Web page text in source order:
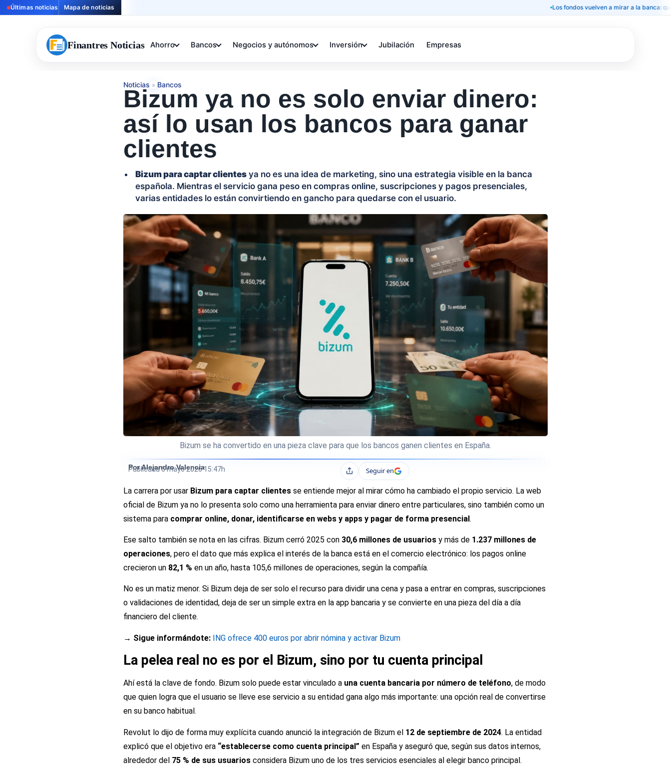
Últimas noticias Mapa de noticias Los fondos vuelven a mirar a la banca: qué
Finantres Noticias Ahorro Bancos Negocios y autónomos Inversión Jubilación Empresas
Noticias » Bancos
Bizum ya no es solo enviar dinero:
así lo usan los bancos para ganar
clientes
Bizum para captar clientes ya no es una idea de marketing, sino una estrategia visible en la banca
española. Mientras el servicio gana peso en compras online, suscripciones y pagos presenciales,
varias entidades lo están convirtiendo en gancho para quedarse con el usuario.
Bizum se ha convertido en una pieza clave para que los bancos ganen clientes en España.
Por Alejandro Valencia
Publicada6 mayo 2026 15:47h CompartirSeguir en
La carrera por usar Bizum para captar clientes se entiende mejor al mirar cómo ha cambiado el propio servicio. La web
oficial de Bizum ya no lo presenta solo como una herramienta para enviar dinero entre particulares, sino también como un
sistema para comprar online, donar, identificarse en webs y apps y pagar de forma presencial.
Ese salto también se nota en las cifras. Bizum cerró 2025 con 30,6 millones de usuarios y más de 1.237 millones de
operaciones, pero el dato que más explica el interés de la banca está en el comercio electrónico: los pagos online
crecieron un 82,1 % en un año, hasta 105,6 millones de operaciones, según la compañía.
No es un matiz menor. Si Bizum deja de ser solo el recurso para dividir una cena y pasa a entrar en compras, suscripciones
o validaciones de identidad, deja de ser un simple extra en la app bancaria y se convierte en una pieza del día a día
financiero del cliente.
→ Sigue informándote: ING ofrece 400 euros por abrir nómina y activar Bizum
La pelea real no es por el Bizum, sino por tu cuenta principal
Ahí está la clave de fondo. Bizum solo puede estar vinculado a una cuenta bancaria por número de teléfono, de modo
que quien logra que el usuario se lleve ese servicio a su entidad gana algo más importante: una opción real de convertirse
en su banco habitual.
Revolut lo dijo de forma muy explícita cuando anunció la integración de Bizum el 12 de septiembre de 2024. La entidad
explicó que el objetivo era “establecerse como cuenta principal” en España y aseguró que, según sus datos internos,
alrededor del 75 % de sus usuarios considera Bizum uno de los tres servicios esenciales al elegir banco principal.